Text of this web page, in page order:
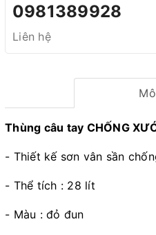
0981389928
Liên hệ
Thùng câu tay CHỐNG
- Thiết kế sơn vân sần
- Thể tích : 28 lít
- Màu : đỏ đun